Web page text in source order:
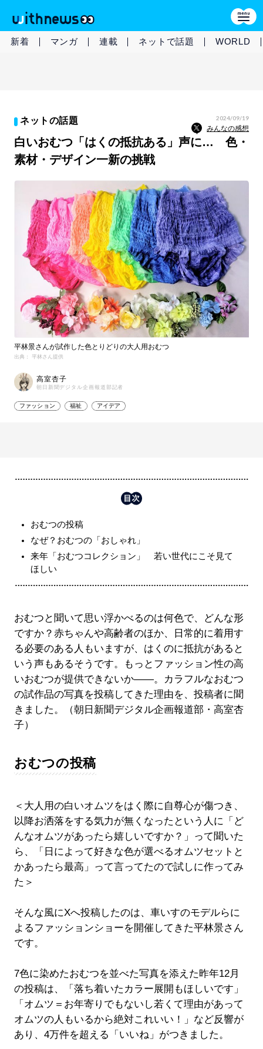
新着 マンガ 連載 ネットで話題 WORLD
ネットの話題 2024/09/19
みんなの感想
白いおむつ「はくの抵抗ある」声に… 色・
素材・デザイン一新の挑戦
平林景さんが試作した色とりどりの大人用おむつ
出典： 平林さん提供
高室杏子
朝日新聞デジタル企画報道部記者
ファッション 福祉 アイデア
おむつの投稿
なぜ？おむつの「おしゃれ」
来年「おむつコレクション」 若い世代にこそ見て
ほしい
おむつと聞いて思い浮かべるのは何色で、どんな形
ですか？赤ちゃんや高齢者のほか、日常的に着用す
る必要のある人もいますが、はくのに抵抗があると
いう声もあるそうです。もっとファッション性の高
いおむつが提供できないか――。カラフルなおむつ
の試作品の写真を投稿してきた理由を、投稿者に聞
きました。（朝日新聞デジタル企画報道部・高室杏
子）
おむつの投稿
＜大人用の白いオムツをはく際に自尊心が傷つき、
以降お洒落をする気力が無くなったという人に「ど
んなオムツがあったら嬉しいですか？」って聞いた
ら、「日によって好きな色が選べるオムツセットと
かあったら最高」って言ってたので試しに作ってみ
た＞
そんな風にXへ投稿したのは、車いすのモデルらに
よるファッションショーを開催してきた平林景さん
です。
7色に染めたおむつを並べた写真を添えた昨年12月
の投稿は、「落ち着いたカラー展開もほしいです」
「オムツ＝お年寄りでもないし若くて理由があって
オムツの人もいるから絶対これいい！」など反響が
あり、4万件を超える「いいね」がつきました。